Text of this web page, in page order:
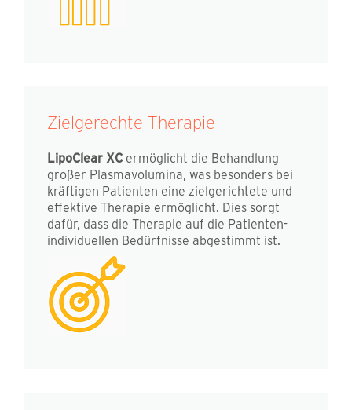
Zielgerechte Therapie
LipoClear XC ermöglicht die Behandlung
großer Plasmavolumina, was besonders bei
kräftigen Patienten eine zielgerichtete und
effektive Therapie ermöglicht. Dies sorgt
dafür, dass die Therapie auf die Patienten-
individuellen Bedürfnisse abgestimmt ist.